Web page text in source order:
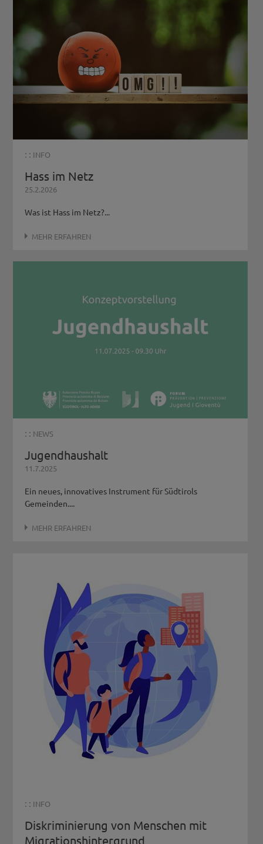
: : INFO
Hass im Netz
25.2.2026
Was ist Hass im Netz?...
MEHR ERFAHREN
: : NEWS
Jugendhaushalt
11.7.2025
Ein neues, innovatives Instrument für Südtirols
Gemeinden....
MEHR ERFAHREN
: : INFO
Diskriminierung von Menschen mit
Migrationshintergrund